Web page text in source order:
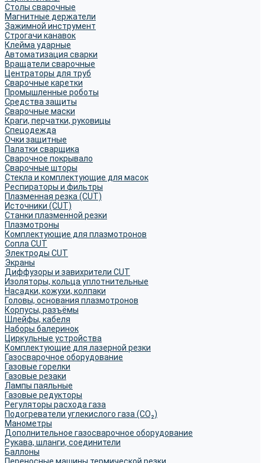
Столы сварочные
Магнитные держатели
Зажимной инструмент
Строгачи канавок
Клейма ударные
Автоматизация сварки
Вращатели сварочные
Центраторы для труб
Сварочные каретки
Промышленные роботы
Средства защиты
Сварочные маски
Краги, перчатки, руковицы
Спецодежда
Очки защитные
Палатки сварщика
Сварочное покрывало
Сварочные шторы
Стекла и комплектующие для масок
Респираторы и фильтры
Плазменная резка (CUT)
Источники (CUT)
Станки плазменной резки
Плазмотроны
Комплектующие для плазмотронов
Сопла CUT
Электроды CUT
Экраны
Диффузоры и завихрители CUT
Изоляторы, кольца уплотнительные
Насадки, кожухи, колпаки
Головы, основания плазмотронов
Корпусы, разъёмы
Шлейфы, кабеля
Наборы балеринок
Циркульные устройства
Комплектующие для лазерной резки
Газосварочное оборудование
Газовые горелки
Газовые резаки
Лампы паяльные
Газовые редукторы
Регуляторы расхода газа
Подогреватели углекислого газа (CO₂)
Манометры
Дополнительное газосварочное оборудование
Рукава, шланги, соединители
Баллоны